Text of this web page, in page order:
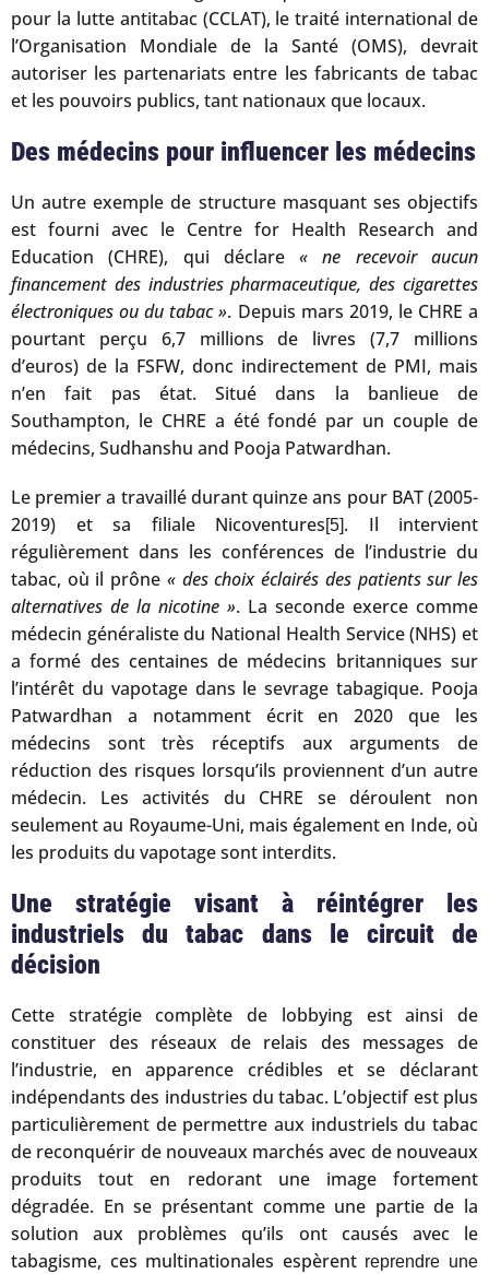
pour la lutte antitabac (CCLAT), le traité international de
l’Organisation Mondiale de la Santé (OMS), devrait
autoriser les partenariats entre les fabricants de tabac
et les pouvoirs publics, tant nationaux que locaux.
Des médecins pour influencer les médecins
Un autre exemple de structure masquant ses objectifs
est fourni avec le Centre for Health Research and
Education (CHRE), qui déclare« ne recevoir aucun
financement des industries pharmaceutique, des cigarettes
électroniques ou du tabac ». Depuis mars 2019, le CHRE a
pourtant perçu 6,7 millions de livres (7,7 millions
d’euros) de la FSFW, donc indirectement de PMI, mais
n’en fait pas état. Situé dans la banlieue de
Southampton, le CHRE a été fondé par un couple de
médecins, Sudhanshu and Pooja Patwardhan.
Le premier a travaillé durant quinze ans pour BAT (2005-
2019) et sa filiale Nicoventures[5]. Il intervient
régulièrement dans les conférences de l’industrie du
tabac, où il prône « des choix éclairés des patients sur les
alternatives de la nicotine ». La seconde exerce comme
médecin généraliste du National Health Service (NHS) et
a formé des centaines de médecins britanniques sur
l’intérêt du vapotage dans le sevrage tabagique. Pooja
Patwardhan a notamment écrit en 2020 que les
médecins sont très réceptifs aux arguments de
réduction des risques lorsqu’ils proviennent d’un autre
médecin. Les activités du CHRE se déroulent non
seulement au Royaume-Uni, mais également en Inde, où
les produits du vapotage sont interdits.
Une stratégie visant à réintégrer les
industriels du tabac dans le circuit de
décision
Cette stratégie complète de lobbying est ainsi de
constituer des réseaux de relais des messages de
l’industrie, en apparence crédibles et se déclarant
indépendants des industries du tabac. L’objectif est plus
particulièrement de permettre aux industriels du tabac
de reconquérir de nouveaux marchés avec de nouveaux
produits tout en redorant une image fortement
dégradée. En se présentant comme une partie de la
solution aux problèmes qu’ils ont causés avec le
tabagisme, ces multinationales espèrent reprendre une